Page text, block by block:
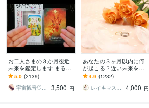
お二人さまの３か月後近
未来を鑑定します まるで
対面鑑定★アナタだけの
特別な本気動画をお届け
します
5.0 (2139)
宇宙観音♡白風結唯水
3,500 円
あなたの３ヶ月以内に何
が起こる？近い未来を視
ます あなたのハイヤーセ
ルフに繋がり今後どうな
るのかをリーディング
4.9 (1232)
レイキマスター琴
4,000 円